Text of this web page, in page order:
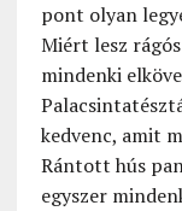
pont olyan
Miért lesz
mindenki
kedvenc, amit
Rántott hús
egyszer